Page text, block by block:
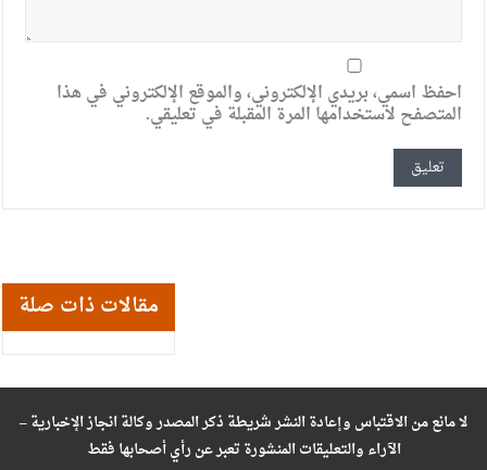
احفظ اسمي، بريدي الإلكتروني، والموقع الإلكتروني في هذا
المتصفح لاستخدامها المرة المقبلة في تعليقي.
مقالات ذات صلة
لا مانع من الاقتباس وإعادة النشر شريطة ذكر المصدر وكالة انجاز الإخبارية –
الآراء والتعليقات المنشورة تعبر عن رأي أصحابها فقط